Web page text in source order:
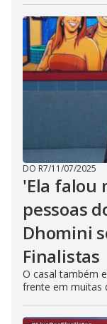
DO R7/11/07/2025
'Ela falou
pessoas
Dhomini
Finalistas
O casal também
frente em muitas